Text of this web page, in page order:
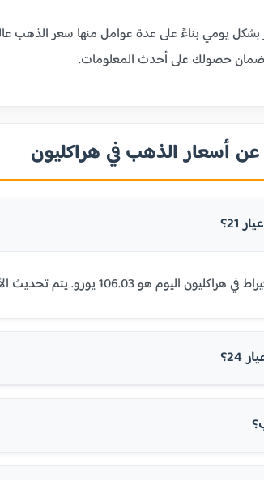
بشكل يومي بناءً على عدة عوامل منها سعر الذهب
حصولك على أحدث المعلومات.
عن أسعار الذهب في هراكليون
21؟
24؟